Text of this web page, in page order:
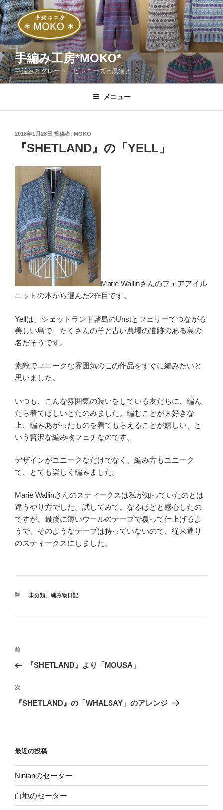
コ
ン
テ
ン
ツ
へ
ス
手編み工房*MOKO*
手編みとグレート・ピレニーズと黒猫と
メニュー
投
2018年1月28日 投稿者: MOKO
『SHETLAND』の「YELL」
Marie Wallinさんのフェアアイル
ニットの本から選んだ2作目です。
Yellは、シェットランド諸島のUnstとフェリーでつながる
美しい島で、たくさんの羊と古い農場の遺跡のある島の
名だそうです。
素敵でユニークな雰囲気のこの作品をすぐに編みたいと
思いました。
いつも、こんな雰囲気の装いをしている友だちに、編ん
だら着てほしいとたのみました。編むことが大好きな
上、編みあがったものを着てもらえることが嬉しい、と
いう贅沢な編み物フェチなのです。
デザインがユニークなだけでなく、編み方もユニーク
で、とても楽しく編みました。
Marie Wallinさんのスティークスは私が知っていたのとは
違うやり方でした。試してみて、なるほどと感心したの
ですが、最後に薄いウールのテープで覆って仕上げるよ
うで、そのようなテープは持っていないので、従来通り
のスティークスにしました。
カ
未分類、 編み物日記
投
ナ
ビ
ゲ
ン
前
の
稿
前
『SHETLAND』より「MOUSA」
次
の
次
『SHETLAND』の「WHALSAY」のアレンジ
最近の投稿
Ninianのセーター
白地のセーター